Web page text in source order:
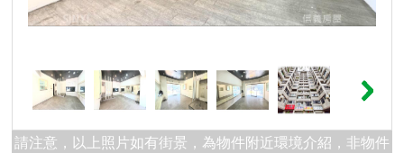
請注意，以上照片如有街景，為物件附近環境介紹，非物件